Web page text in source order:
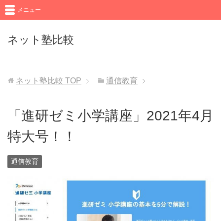
ネット塾比較
メニュー
ネット塾比較 TOP 通信教育
「進研ゼミ小学講座」2021年4月
特大号！！
通信教育